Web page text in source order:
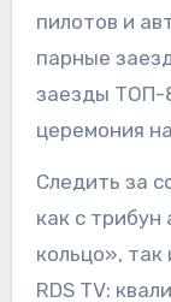
пилотов и
парные
заезды ТОП-
церемония
Следить за
как с
кольцо»,
RDS TV: